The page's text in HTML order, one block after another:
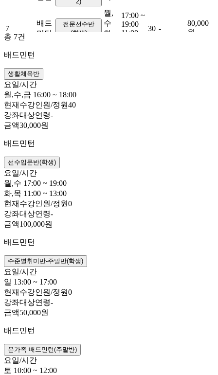
7
배드
민턴
전문선수반
(학생)
월,
수
화,
17:00 ~
19:00
11:00 ~
30 -
80,000
원
총 7건
배드민턴
생활체육반
요일/시간
월,수,금 16:00 ~ 18:00
현재수강인원/정원40
강좌대상연령-
금액30,000원
배드민턴
선수입문반(학생)
요일/시간
월,수 17:00 ~ 19:00
화,목 11:00 ~ 13:00
현재수강인원/정원0
강좌대상연령-
금액100,000원
배드민턴
수준별취미반-주말반(학생)
요일/시간
일 13:00 ~ 17:00
현재수강인원/정원0
강좌대상연령-
금액50,000원
배드민턴
온가족 배드민턴(주말반)
요일/시간
토 10:00 ~ 12:00